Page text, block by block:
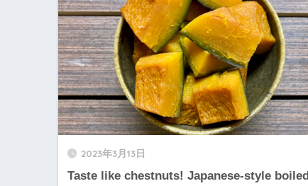
2023年3月13日
Taste like chestnuts! Japanese-style boiled